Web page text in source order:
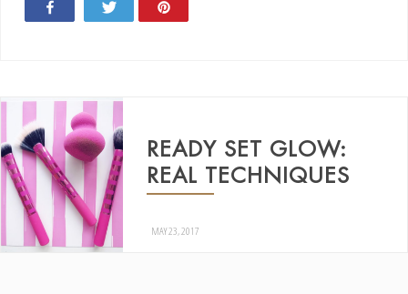
Tweet
READY SET GLOW:
REAL TECHNIQUES
MAY 23, 2017